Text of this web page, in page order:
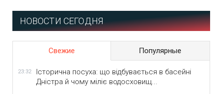
НОВОСТИ СЕГОДНЯ
Свежие Популярные
23:32
Історична посуха: що відбувається в басейні
Дністра й чому міліє водосховищ...